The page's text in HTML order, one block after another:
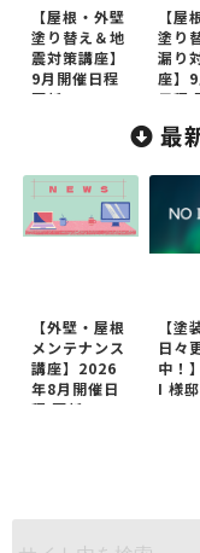
【屋根・外壁
塗り替え＆地
震対策講座】
9月開催日程
更新
【屋
塗り
漏り
座】
日程
最
【外壁・屋根
メンテナンス
講座】2026
年8月開催日
程 更新
【塗
日々
中！
I 様邸